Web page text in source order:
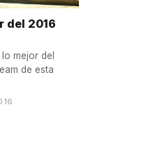
del 2016
mejor del
de esta